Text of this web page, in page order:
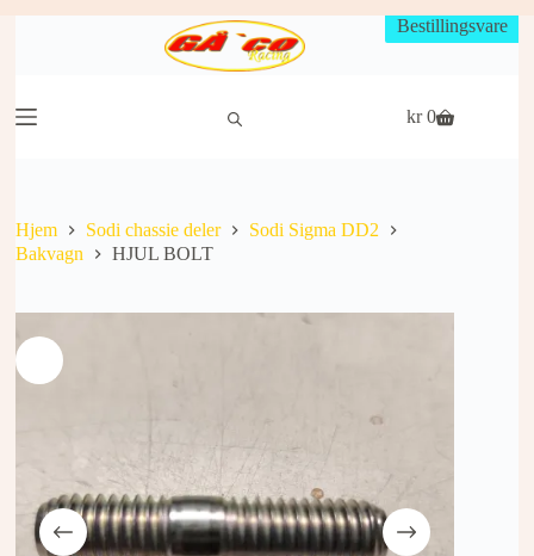
Handlekurv
kr0
Hjem Sodi chassie deler
Sodi Sigma DD2
Bakvagn
HJUL BOLT
Bestillingsvare